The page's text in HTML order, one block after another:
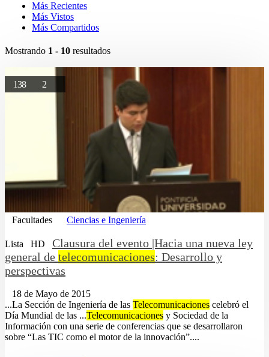
Más Recientes
Más Vistos
Más Compartidos
Mostrando 1 - 10 resultados
138 2
Facultades Ciencias e Ingeniería
Lista HD
Clausura del evento |Hacia una nueva ley
general de telecomunicaciones: Desarrollo y
perspectivas
18 de Mayo de 2015
...La Sección de Ingeniería de las Telecomunicaciones celebró el
Día Mundial de las ...Telecomunicaciones y Sociedad de la
Información con una serie de conferencias que se desarrollaron
sobre “Las TIC como el motor de la innovación”....